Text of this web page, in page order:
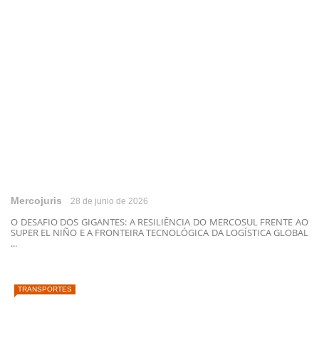
Mercojuris 28 de junio de 2026
O DESAFIO DOS GIGANTES: A RESILIÊNCIA DO MERCOSUL FRENTE AO
SUPER EL NIÑO E A FRONTEIRA TECNOLÓGICA DA LOGÍSTICA GLOBAL
...
TRANSPORTES